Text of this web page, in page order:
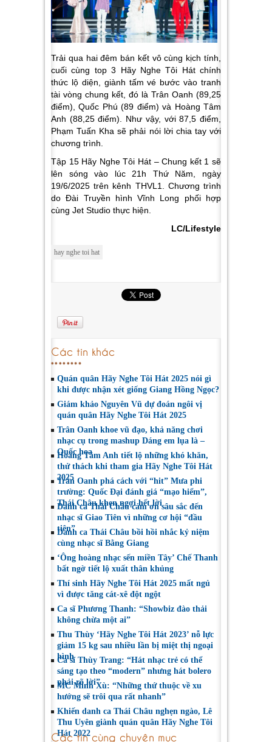
Trải qua hai đêm bán kết vô cùng kịch tính,
cuối cùng top 3 Hãy Nghe Tôi Hát chính
thức lộ diện, giành tấm vé bước vào tranh
tài vòng chung kết, đó là Trân Oanh (89,25
điểm), Quốc Phú (89 điểm) và Hoàng Tâm
Anh (88,25 điểm). Như vậy, với 87,5 điểm,
Phạm Tuấn Kha sẽ phải nói lời chia tay với
chương trình.
Tập 15 Hãy Nghe Tôi Hát – Chung kết 1 sẽ
lên sóng vào lúc 21h Thứ Năm, ngày
19/6/2025 trên kênh THVL1. Chương trình
do Đài Truyền hình Vĩnh Long phối hợp
cùng Jet Studio thực hiện.
LC/Lifestyle
hay nghe toi hat
Các tin khác
Quán quân Hãy Nghe Tôi Hát 2025 nói gì
khi được nhận xét giống Giang Hồng Ngọc?
Giám khảo Nguyên Vũ dự đoán ngôi vị
quán quân Hãy Nghe Tôi Hát 2025
Trân Oanh khoe vũ đạo, khả năng chơi
nhạc cụ trong mashup Dáng em lụa là –
Quốc hoa
Hoàng Tâm Anh tiết lộ những khó khăn,
thử thách khi tham gia Hãy Nghe Tôi Hát
2025
Trân Oanh phá cách với “hit” Mưa phi
trường: Quốc Đại đánh giá “mạo hiểm”,
Thái Châu khen ngợi hết lời
Danh ca Thái Châu cảm ơn sâu sắc đến
nhạc sĩ Giao Tiên vì những cơ hội “đầu
tiên”
Danh ca Thái Châu bồi hồi nhắc kỷ niệm
cùng nhạc sĩ Bằng Giang
‘Ông hoàng nhạc sến miền Tây’ Chế Thanh
bất ngờ tiết lộ xuất thân khủng
Thí sinh Hãy Nghe Tôi Hát 2025 mất ngủ
vì được tăng cát-xê đột ngột
Ca sĩ Phương Thanh: “Showbiz đào thải
không chừa một ai”
Thu Thùy ‘Hãy Nghe Tôi Hát 2023’ nỗ lực
giảm 15 kg sau nhiều lần bị miệt thị ngoại
hình
Ca sĩ Thùy Trang: “Hát nhạc trẻ có thể
sáng tạo theo “modern” nhưng hát bolero
phải rõ lời”
MC Minh Xù: “Những thứ thuộc về xu
hướng sẽ trôi qua rất nhanh”
Khiến danh ca Thái Châu nghẹn ngào, Lê
Thu Uyên giành quán quân Hãy Nghe Tôi
Hát 2022
Các tin cùng chuyên mục